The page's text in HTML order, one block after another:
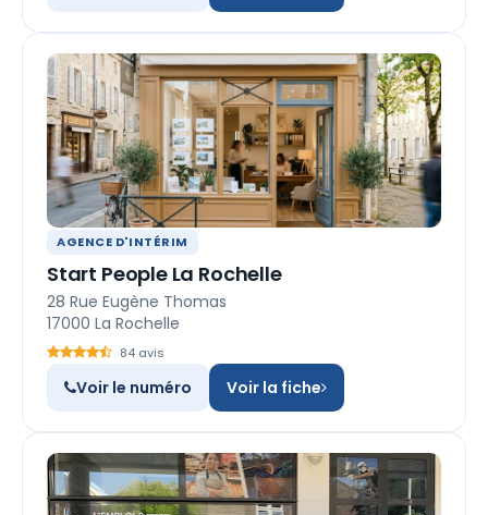
AGENCE D'INTÉRIM
Start People La Rochelle
28 Rue Eugène Thomas
17000 La Rochelle
84 avis
Voir le numéro Voir la fiche